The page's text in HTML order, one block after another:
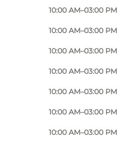
10:00 AM–03:00 PM
10:00 AM–03:00 PM
10:00 AM–03:00 PM
10:00 AM–03:00 PM
10:00 AM–03:00 PM
10:00 AM–03:00 PM
10:00 AM–03:00 PM
and inquire about the
Closed on public
and New Year.